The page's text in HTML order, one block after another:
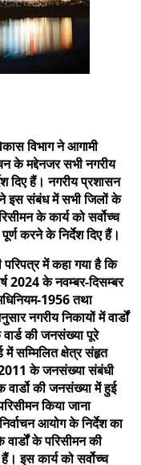
विभाग ने आगामी
के मद्देनजर सभी नगरीय
दिए हैं। नगरीय प्रशासन
इस संबंध में सभी जिलों के
के कार्य को सर्वोच्च
करने के निर्देश दिए हैं।
परिपत्र में कहा गया है कि
2024 के नवम्बर-दिसम्बर
1956 तथा
नगरीय निकायों में वार्डों
की जनसंख्या पूरे
में सम्मिलित क्षेत्र संहृत
2011 के जनसंख्या संबंधी
की जनसंख्या में हुई
किया जाना
आयोग के निर्देश का
के परिसीमन की
इस कार्य को सर्वोच्च